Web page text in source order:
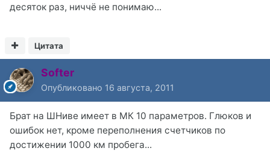
десяток раз, ниччё не понимаю...
Цитата
Softer
Опубликовано 16 августа, 2011
Брат на ШНиве имеет в МК 10 параметров. Глюков и
ошибок нет, кроме переполнения счетчиков по
достижении 1000 км пробега...